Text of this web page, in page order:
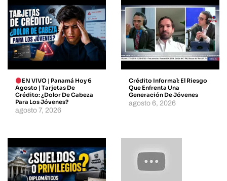
EN VIVO | Panamá Hoy 6
Agosto | Tarjetas De
Crédito: ¿dolor De Cabeza
Para Los Jóvenes?
agosto 7, 2026
Crédito Informal: El Riesgo
Que Enfrenta Una
Generación De Jóvenes
agosto 6, 2026